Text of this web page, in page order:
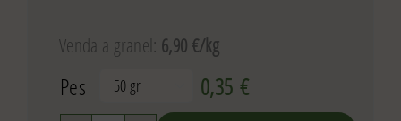
Venda a granel: 6,90 €/kg
Pes 0,35 €